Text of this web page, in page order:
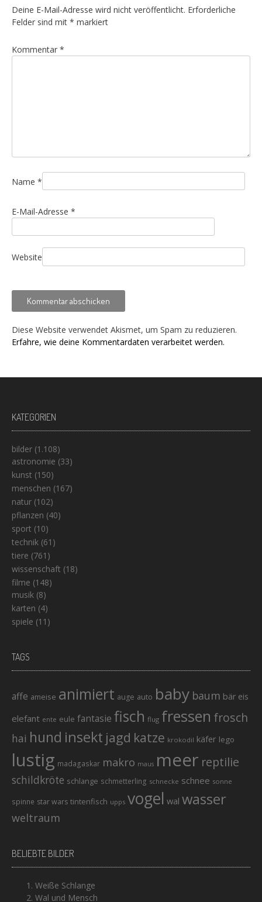
Deine E-Mail-Adresse wird nicht veröffentlicht. Erforderliche
Felder sind mit * markiert
Kommentar *
Name *
E-Mail-Adresse *
Website
Diese Website verwendet Akismet, um Spam zu reduzieren.
Erfahre, wie deine Kommentardaten verarbeitet werden.
KATEGORIEN
bilder (1.108)
astronomie (33)
kunst (150)
menschen (167)
natur (102)
pflanzen (40)
sport (10)
technik (61)
tiere (761)
wissenschaft (18)
filme (148)
musik (8)
karten (4)
spiele (11)
TAGS
affe ameise animiert auge auto baby baum bär eis
elefant ente eule fantasie fisch flug fressen frosch
hai hund insekt jagd katze krokodil käfer lego
lustig madagaskar makro maus meer reptilie
schildkröte schlange schmetterling schnecke schnee sonne
spinne star wars tintenfisch upps vogel wal wasser
weltraum
BELIEBTE BILDER
Weiße Schlange
Wal und Mensch